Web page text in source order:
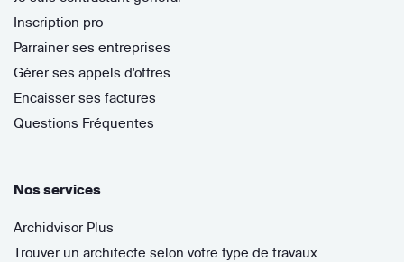
Inscription pro
Parrainer ses entreprises
Gérer ses appels d'offres
Encaisser ses factures
Questions Fréquentes
Nos services
Archidvisor Plus
Trouver un architecte selon votre type de travaux